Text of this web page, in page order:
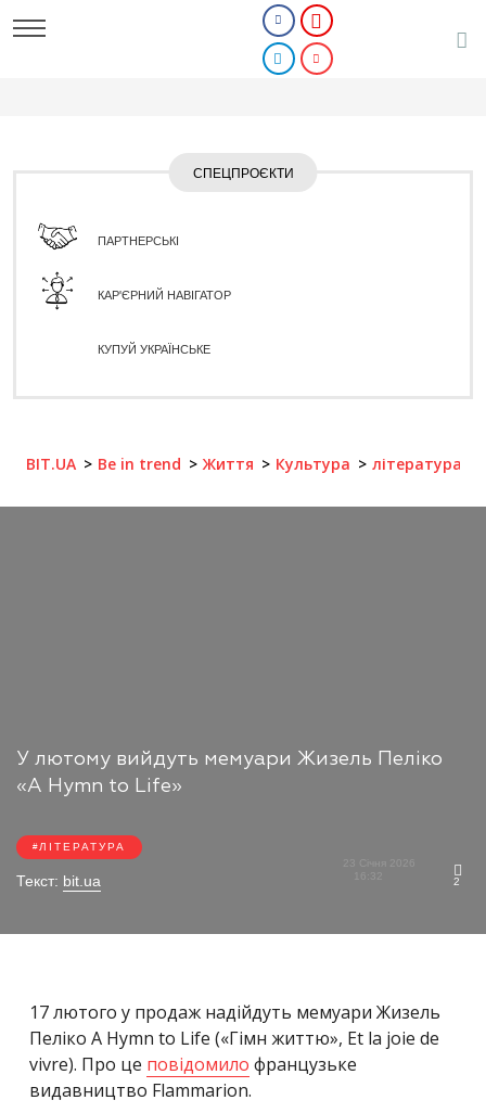
СПЕЦПРОЄКТИ
ПАРТНЕРСЬКІ
КАР'ЄРНИЙ НАВІГАТОР
КУПУЙ УКРАЇНСЬКЕ
BIT.UA Be in trend Життя Культура література
У лютому вийдуть мемуари Жизель Пеліко
«A Hymn to Life»
ЛІТЕРАТУРА
Текст: bit.ua 2
17 лютого у продаж надійдуть мемуари Жизель
Пеліко A Hymn to Life («Гімн життю», Et la joie de
vivre). Про це повідомило французьке
видавництво Flammarion.